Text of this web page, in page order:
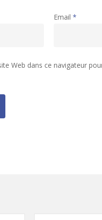
Email *
Web dans ce navigateur